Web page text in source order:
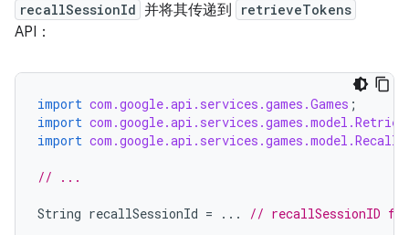
recallSessionId 并将其传递到 retrieveTokens
API：
import com.google.api.services.games.Games ;
import
import
// ...
String recallSessionId = ... // recallSessionID